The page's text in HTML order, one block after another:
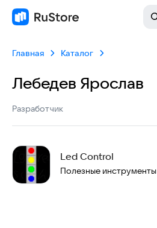
Главная Каталог
Лебедев Ярослав
Разработчик
Led Control
Полезные инструменты